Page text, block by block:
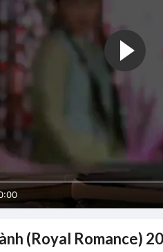
(Royal Romance)